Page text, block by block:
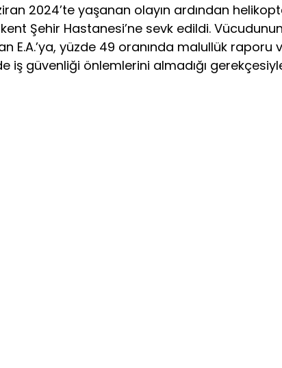
2024’te yaşanan olayın ardından
Şehir Hastanesi’ne sevk edildi.
E.A.’ya, yüzde 49 oranında malullük raporu
iş güvenliği önlemlerini almadığı